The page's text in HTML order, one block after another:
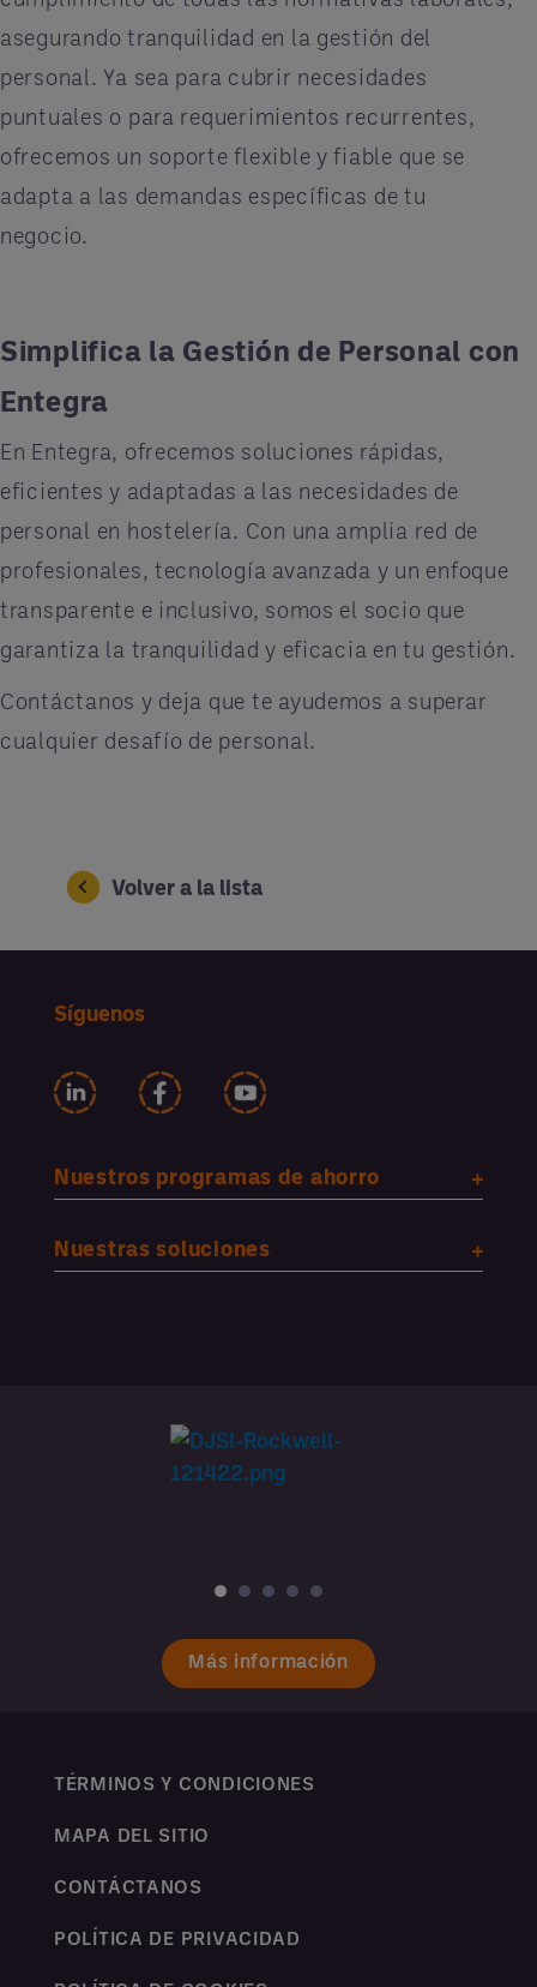
asegurando tranquilidad en la gestión del
personal. Ya sea para cubrir necesidades
puntuales o para requerimientos recurrentes,
ofrecemos un soporte flexible y fiable que se
adapta a las demandas específicas de tu
negocio.
Simplifica la Gestión de Personal con
Entegra
En Entegra, ofrecemos soluciones rápidas,
eficientes y adaptadas a las necesidades de
personal en hostelería. Con una amplia red de
profesionales, tecnología avanzada y un enfoque
transparente e inclusivo, somos el socio que
garantiza la tranquilidad y eficacia en tu gestión.
Contáctanos y deja que te ayudemos a superar
cualquier desafío de personal.
Volver a la lista
Síguenos
Nuestros programas de ahorro
Nuestras soluciones
Más información
TÉRMINOS Y CONDICIONES
MAPA DEL SITIO
CONTÁCTANOS
POLÍTICA DE PRIVACIDAD